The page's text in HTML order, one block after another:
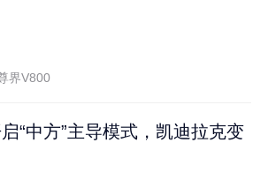
界V800
“中方”主导模式，凯迪拉克变